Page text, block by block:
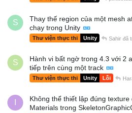
S
Thay thế region của một mesh
chạy trong Unity
Thư viện thực thi Unity Sahir đã
S
Hành vi bất ngờ trong 4.3 với 2
tiếp trên cùng một track
Thư viện thực thi Unity Lỗi
Không thể thiết lập đúng texture
Materials trong